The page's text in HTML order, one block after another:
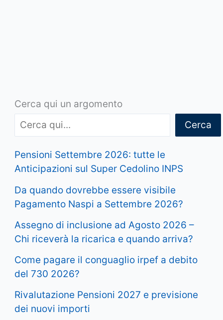
Cerca qui un argomento
Cerca
Pensioni Settembre 2026: tutte le
Anticipazioni sul Super Cedolino INPS
Da quando dovrebbe essere visibile
Pagamento Naspi a Settembre 2026?
Assegno di inclusione ad Agosto 2026 –
Chi riceverà la ricarica e quando arriva?
Come pagare il conguaglio irpef a debito
del 730 2026?
Rivalutazione Pensioni 2027 e previsione
dei nuovi importi